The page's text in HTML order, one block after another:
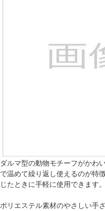
ダルマ型の動物モチーフがかわ
で温めて繰り返し使えるのが特
じたときに手軽に使用できます。
ポリエステル素材のやさしい手